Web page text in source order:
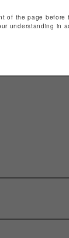
of the page before
understanding in